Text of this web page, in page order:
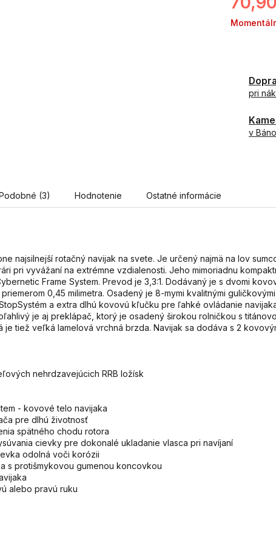
pri
v
(3) Hodnotenie Ostatné informácie
najsilnejší rotačný navijak na svete. Je určený najmä na lov
pri vyvážaní na extrémne vzdialenosti. Jeho mimoriadnu
Frame System. Prevod je 3,3:1. Dodávaný je s dvomi
0,45 milimetra. Osadený je 8-mymi kvalitnými
a extra dlhú kovovú kľučku pre ľahké ovládanie
je aj preklápač, ktorý je osadený širokou rolničkou s
je tiež veľká lamelová vrchná brzda. Navijak sa dodáva s 2
nehrdzavejúcich RRB ložísk
- kovové telo navijaka
pre dlhú životnosť
spätného chodu rotora
cievky pre dokonalé ukladanie vlasca pri navíjaní
odolná voči korózii
s protišmykovou gumenou koncovkou
alebo pravú ruku